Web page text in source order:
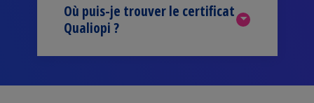
Où puis-je trouver le certificat
Qualiopi ?